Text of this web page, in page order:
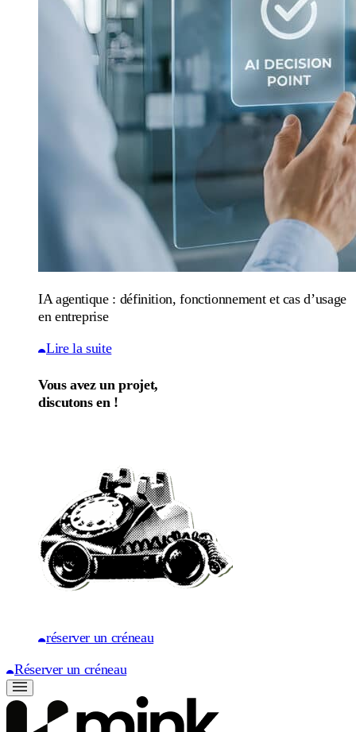
IA agentique : définition, fonctionnement et cas d’usage
en entreprise
Lire la suite
Vous avez un projet,
discutons en !
réserver un créneau
Réserver un créneau